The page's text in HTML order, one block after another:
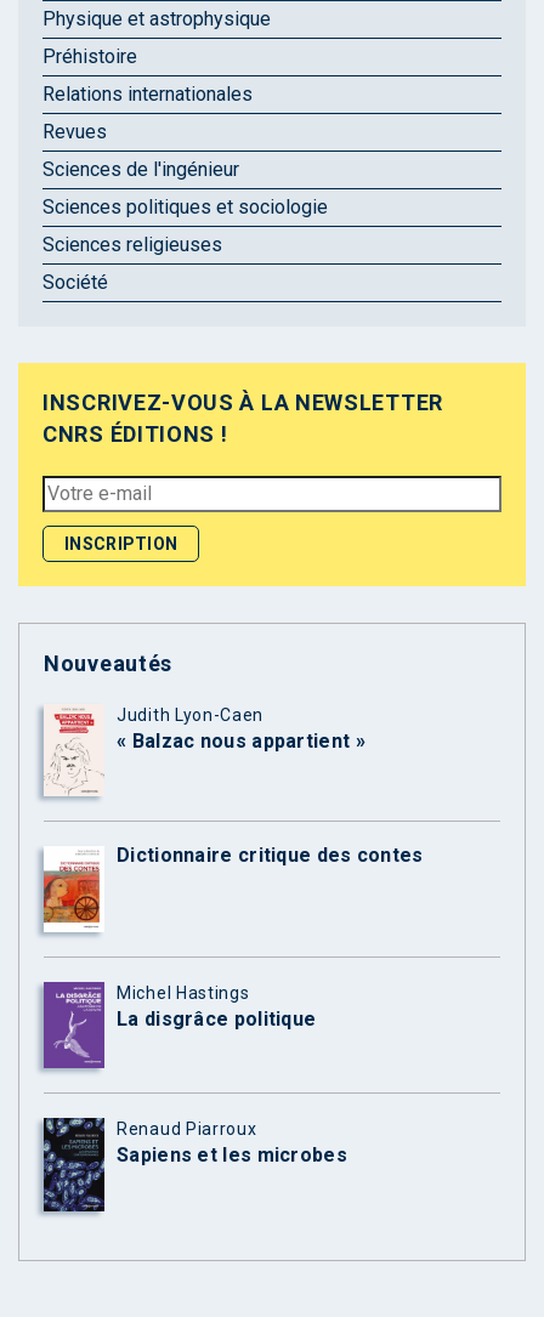
Physique et astrophysique
Préhistoire
Relations internationales
Revues
Sciences de l'ingénieur
Sciences politiques et sociologie
Sciences religieuses
Société
INSCRIVEZ-VOUS À LA NEWSLETTER
CNRS ÉDITIONS !
Nouveautés
Judith Lyon-Caen
« Balzac nous appartient »
Dictionnaire critique des contes
Michel Hastings
La disgrâce politique
Renaud Piarroux
Sapiens et les microbes